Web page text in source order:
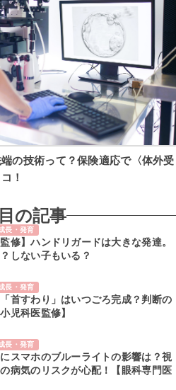
端の技術って？保険適応で〈体外受
！
の記事
長・発育
監修】ハンドリガードは大きな発達。
しない子もいる？
長・発育
首すわり」はいつごろ完成？判断の
児科医監修】
長・発育
スマホのブルーライトの影響は？視
病気のリスクが心配！【眼科専門医